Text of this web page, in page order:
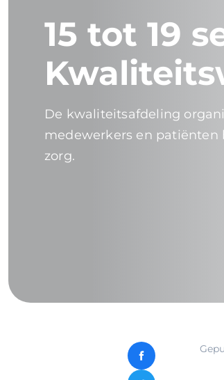
15 tot 19
De kwaliteitsafdeling
medewerkers en patiënten
zorg.
Facebook